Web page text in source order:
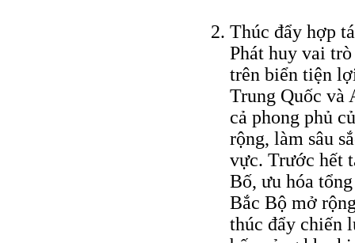
Thúc đẩy hợp
Phát huy vai
trên biển tiện
Trung Quốc và
cả phong phủ
rộng, làm sâu
vực. Trước hết
Bố, ưu hóa
Bắc Bộ mở
thúc đẩy chiến